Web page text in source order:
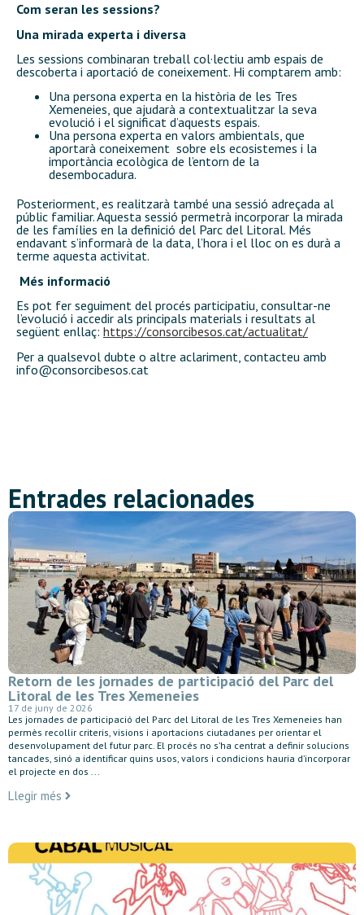
Com seran les sessions?
Una mirada experta i diversa
Les sessions combinaran treball col·lectiu amb espais de
descoberta i aportació de coneixement. Hi comptarem amb:
Una persona experta en la història de les Tres
Xemeneies, que ajudarà a contextualitzar la seva
evolució i el significat d’aquests espais.
Una persona experta en valors ambientals, que
aportarà coneixement sobre els ecosistemes i la
importància ecològica de l’entorn de la
desembocadura.
Posteriorment, es realitzarà també una sessió adreçada al
públic familiar. Aquesta sessió permetrà incorporar la mirada
de les famílies en la definició del Parc del Litoral. Més
endavant s’informarà de la data, l’hora i el lloc on es durà a
terme aquesta activitat.
Més informació
Es pot fer seguiment del procés participatiu, consultar-ne
l’evolució i accedir als principals materials i resultats al
següent enllaç: https://consorcibesos.cat/actualitat/
Per a qualsevol dubte o altre aclariment, contacteu amb
info@consorcibesos.cat
Entrades relacionades
Retorn de les jornades de participació del Parc del
Litoral de les Tres Xemeneies
17 de juny de 2026
Les jornades de participació del Parc del Litoral de les Tres Xemeneies han
permès recollir criteris, visions i aportacions ciutadanes per orientar el
desenvolupament del futur parc. El procés no s’ha centrat a definir solucions
tancades, sinó a identificar quins usos, valors i condicions hauria d’incorporar
el projecte en dos ...
Llegir més